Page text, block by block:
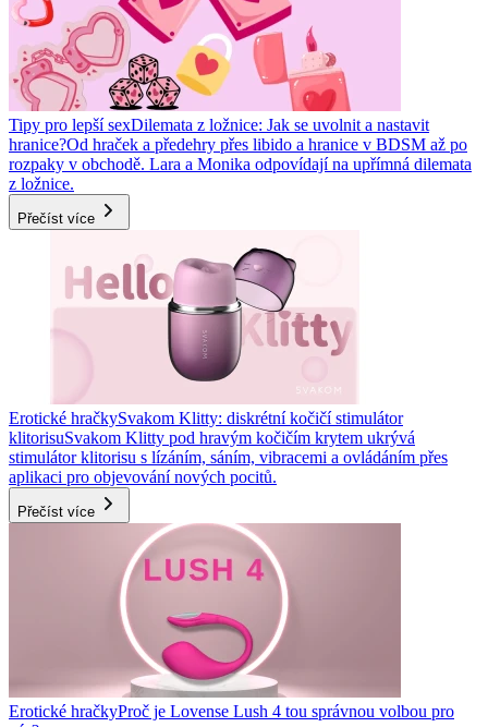
Tipy pro lepší sexDilemata z ložnice: Jak se uvolnit a nastavit
hranice?Od hraček a předehry přes libido a hranice v BDSM až po
rozpaky v obchodě. Lara a Monika odpovídají na upřímná dilemata
z ložnice.
Přečíst více
Erotické hračkySvakom Klitty: diskrétní kočičí stimulátor
klitorisuSvakom Klitty pod hravým kočičím krytem ukrývá
stimulátor klitorisu s lízáním, sáním, vibracemi a ovládáním přes
aplikaci pro objevování nových pocitů.
Přečíst více
Erotické hračkyProč je Lovense Lush 4 tou správnou volbou pro